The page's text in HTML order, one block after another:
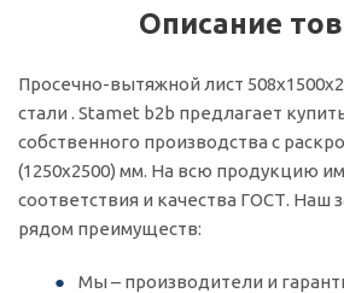
Описание
Просечно-вытяжной лист
стали . Stamet b2b предлагает
собственного производства с
(1250х2500) мм. На всю продукцию
соответствия и качества ГОСТ. Наш
рядом преимуществ:
Мы – производители и